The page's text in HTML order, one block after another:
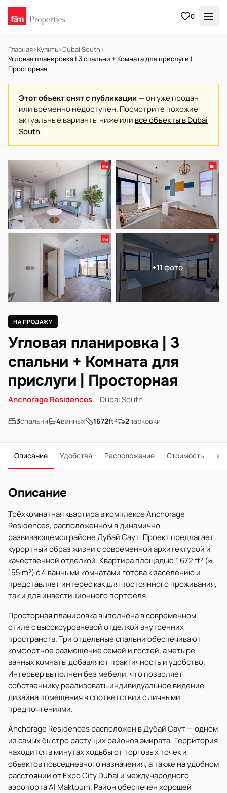
0
Главная›Купить›Dubai South›
Угловая планировка | 3 спальни + Комната для прислуги |
Просторная
Этот объект снят с публикации — он уже продан
или временно недоступен. Посмотрите похожие
актуальные варианты ниже или все объекты в Dubai
South.
НА ПРОДАЖУ Готов к заселению
+11 фото
НА ПРОДАЖУ
Угловая планировка | 3
спальни + Комната для
прислуги | Просторная
Anchorage Residences · Dubai South
3спальни 4ванных 1672ft² 2парковки
Описание Удобства Расположение Стоимость
Описание
Трёхкомнатная квартира в комплексе Anchorage
Residences, расположенном в динамично
развивающемся районе Дубай Саут. Проект предлагает
курортный образ жизни с современной архитектурой и
качественной отделкой. Квартира площадью 1 672 ft² (≈
155 m²) с 4 ванными комнатами готова к заселению и
представляет интерес как для постоянного проживания,
так и для инвестиционного портфеля.
Просторная планировка выполнена в современном
стиле с высокоуровневой отделкой внутренних
пространств. Три отдельные спальни обеспечивают
комфортное размещение семей и гостей, а четыре
ванных комнаты добавляют практичность и удобство.
Интерьер выполнен без мебели, что позволяет
собственнику реализовать индивидуальное видение
дизайна помещения в соответствии с личными
предпочтениями.
Anchorage Residences расположен в Дубай Саут — одном
из самых быстро растущих районов эмирата. Территория
находится в минутах ходьбы от торговых точек и
объектов повседневного назначения, а также на удобном
расстоянии от Expo City Dubai и международного
аэропорта Al Maktoum. Район обеспечен хорошей